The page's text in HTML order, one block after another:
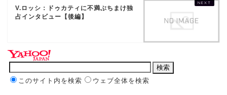
V.ロッシ：ドゥカティに不満ぶちまけ独
占インタビュー【後編】
このサイト内を検索 ウェブ全体を検索